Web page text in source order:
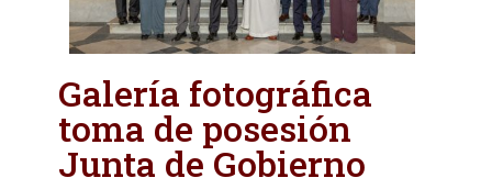
Galería fotográfica
toma de posesión
Junta de Gobierno